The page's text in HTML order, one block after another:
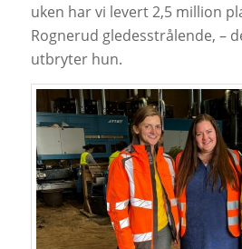
uken har vi levert 2,5 million
Rognerud gledesstrålende, –
utbryter hun.